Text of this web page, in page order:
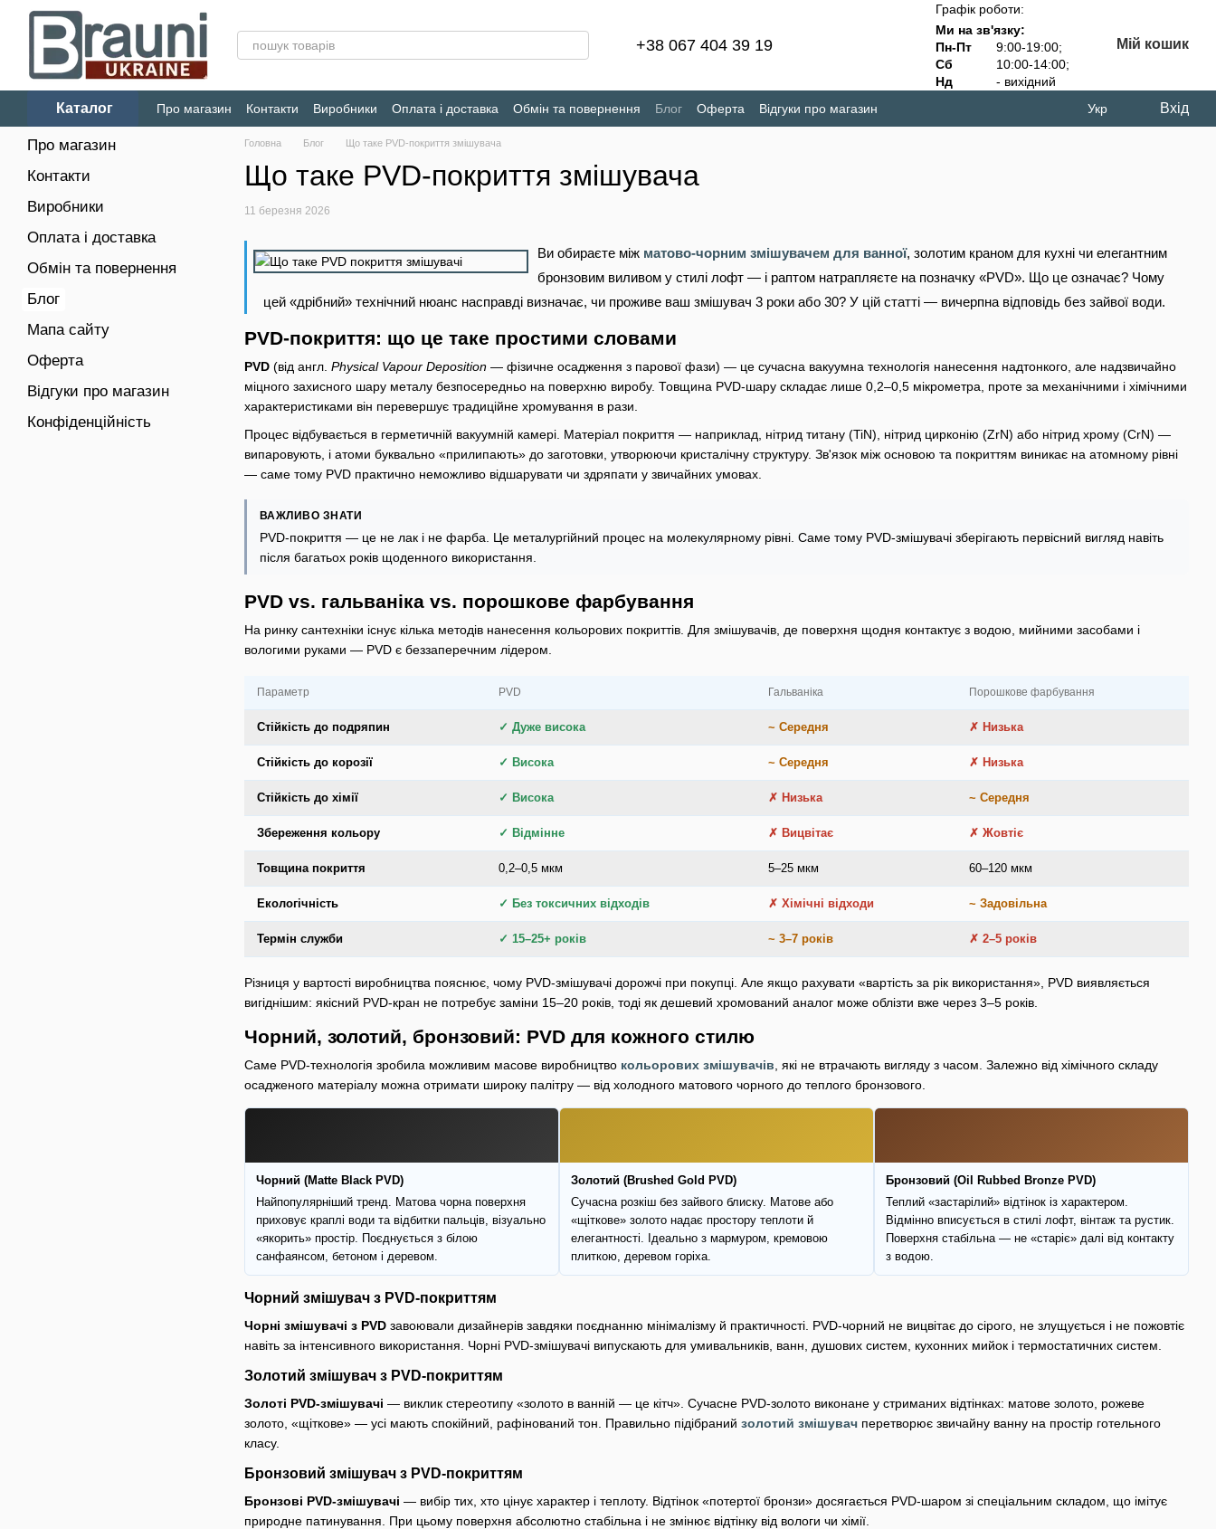
Перейти до основного контенту
+38 067 404 39 19
Графік роботи:
Ми на зв'язку:
Пн-Пт
9:00-19:00;
Сб
10:00-14:00;
Нд
- вихідний
Мій кошик
Каталог Про магазин Контакти Виробники Оплата і доставка Обмін та повернення Блог Оферта
Відгуки про магазин
Конфіденційність
Укр Вхід
Головна Блог Що таке PVD-покриття змішувача
Що таке PVD-покриття змішувача
11 березня 2026
Ви обираєте між матово-чорним змішувачем для ванної, золотим краном для кухні чи елегантним
бронзовим виливом у стилі лофт — і раптом натрапляєте на позначку «PVD». Що це означає? Чому
цей «дрібний» технічний нюанс насправді визначає, чи проживе ваш змішувач 3 роки або 30? У цій статті — вичерпна відповідь без зайвої води.
PVD-покриття: що це таке простими словами
PVD (від англ. Physical Vapour Deposition — фізичне осадження з парової фази) — це сучасна вакуумна технологія нанесення надтонкого, але надзвичайно
міцного захисного шару металу безпосередньо на поверхню виробу. Товщина PVD-шару складає лише 0,2–0,5 мікрометра, проте за механічними і хімічними
характеристиками він перевершує традиційне хромування в рази.
Процес відбувається в герметичній вакуумній камері. Матеріал покриття — наприклад, нітрид титану (TiN), нітрид цирконію (ZrN) або нітрид хрому (CrN) —
випаровують, і атоми буквально «прилипають» до заготовки, утворюючи кристалічну структуру. Зв'язок між основою та покриттям виникає на атомному рівні
— саме тому PVD практично неможливо відшарувати чи здряпати у звичайних умовах.
ВАЖЛИВО ЗНАТИ
PVD-покриття — це не лак і не фарба. Це металургійний процес на молекулярному рівні. Саме тому PVD-змішувачі зберігають первісний вигляд навіть
після багатьох років щоденного використання.
PVD vs. гальваніка vs. порошкове фарбування
На ринку сантехніки існує кілька методів нанесення кольорових покриттів. Для змішувачів, де поверхня щодня контактує з водою, мийними засобами і
вологими руками — PVD є беззаперечним лідером.
Параметр PVD Гальваніка Порошкове фарбування
Стійкість до подряпин ✓ Дуже висока ~ Середня ✗ Низька
Стійкість до корозії ✓ Висока ~ Середня ✗ Низька
Стійкість до хімії ✓ Висока ✗ Низька ~ Середня
Збереження кольору ✓ Відмінне ✗ Вицвітає ✗ Жовтіє
Товщина покриття 0,2–0,5 мкм 5–25 мкм 60–120 мкм
Екологічність ✓ Без токсичних відходів ✗ Хімічні відходи ~ Задовільна
Термін служби ✓ 15–25+ років ~ 3–7 років ✗ 2–5 років
Різниця у вартості виробництва пояснює, чому PVD-змішувачі дорожчі при покупці. Але якщо рахувати «вартість за рік використання», PVD виявляється
вигіднішим: якісний PVD-кран не потребує заміни 15–20 років, тоді як дешевий хромований аналог може облізти вже через 3–5 років.
Чорний, золотий, бронзовий: PVD для кожного стилю
Саме PVD-технологія зробила можливим масове виробництво кольорових змішувачів, які не втрачають вигляду з часом. Залежно від хімічного складу
осадженого матеріалу можна отримати широку палітру — від холодного матового чорного до теплого бронзового.
Чорний (Matte Black PVD)
Найпопулярніший тренд. Матова чорна поверхня
приховує краплі води та відбитки пальців, візуально
«якорить» простір. Поєднується з білою
санфаянсом, бетоном і деревом.
Золотий (Brushed Gold PVD)
Сучасна розкіш без зайвого блиску. Матове або
«щіткове» золото надає простору теплоти й
елегантності. Ідеально з мармуром, кремовою
плиткою, деревом горіха.
Бронзовий (Oil Rubbed Bronze PVD)
Теплий «застарілий» відтінок із характером.
Відмінно вписується в стилі лофт, вінтаж та рустик.
Поверхня стабільна — не «старіє» далі від контакту
з водою.
Чорний змішувач з PVD-покриттям
Чорні змішувачі з PVD завоювали дизайнерів завдяки поєднанню мінімалізму й практичності. PVD-чорний не вицвітає до сірого, не злущується і не пожовтіє
навіть за інтенсивного використання. Чорні PVD-змішувачі випускають для умивальників, ванн, душових систем, кухонних мийок і термостатичних систем.
Золотий змішувач з PVD-покриттям
Золоті PVD-змішувачі — виклик стереотипу «золото в ванній — це кітч». Сучасне PVD-золото виконане у стриманих відтінках: матове золото, рожеве
золото, «щіткове» — усі мають спокійний, рафінований тон. Правильно підібраний золотий змішувач перетворює звичайну ванну на простір готельного
класу.
Бронзовий змішувач з PVD-покриттям
Бронзові PVD-змішувачі — вибір тих, хто цінує характер і теплоту. Відтінок «потертої бронзи» досягається PVD-шаром зі спеціальним складом, що імітує
природне патинування. При цьому поверхня абсолютно стабільна і не змінює відтінку від вологи чи хімії.
Про магазин
Контакти
Виробники
Оплата і доставка
Обмін та повернення
Блог
Мапа сайту
Оферта
Відгуки про магазин
Конфіденційність